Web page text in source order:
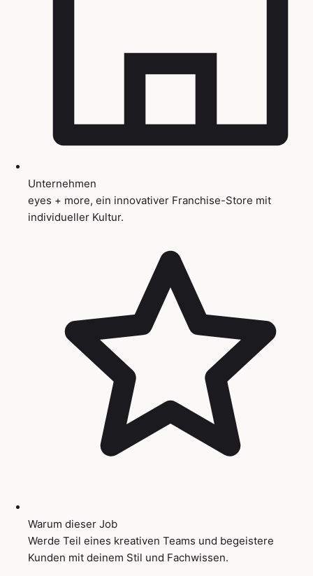
Unternehmen
eyes + more, ein innovativer Franchise-Store mit
individueller Kultur.
Warum dieser Job
Werde Teil eines kreativen Teams und begeistere
Kunden mit deinem Stil und Fachwissen.